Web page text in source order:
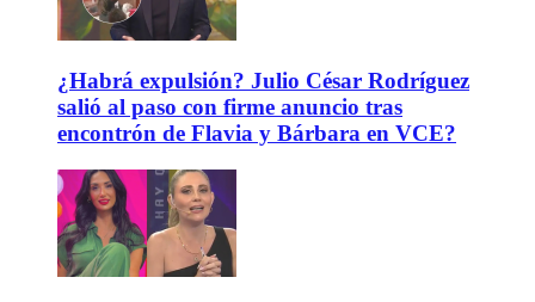
¿Habrá expulsión? Julio César Rodríguez
salió al paso con firme anuncio tras
encontrón de Flavia y Bárbara en VCE?